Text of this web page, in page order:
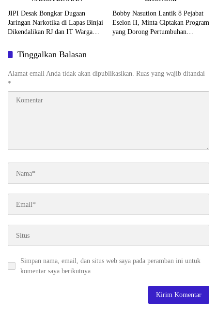
JIPI Desak Bongkar Dugaan
Jaringan Narkotika di Lapas Binjai
Dikendalikan RJ dan IT Warga
Bobby Nasution Lantik 8 Pejabat
Eselon II, Minta Ciptakan Program
yang Dorong Pertumbuhan
Tinggalkan Balasan
Alamat email Anda tidak akan dipublikasikan. Ruas yang wajib ditandai
*
Simpan nama, email, dan situs web saya pada peramban ini untuk
komentar saya berikutnya.